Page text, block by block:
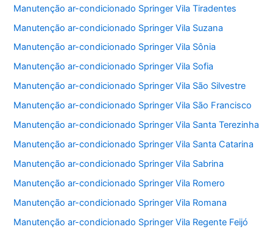
Manutenção ar-condicionado Springer Vila Tiradentes
Manutenção ar-condicionado Springer Vila Suzana
Manutenção ar-condicionado Springer Vila Sônia
Manutenção ar-condicionado Springer Vila Sofia
Manutenção ar-condicionado Springer Vila São Silvestre
Manutenção ar-condicionado Springer Vila São Francisco
Manutenção ar-condicionado Springer Vila Santa Terezinha
Manutenção ar-condicionado Springer Vila Santa Catarina
Manutenção ar-condicionado Springer Vila Sabrina
Manutenção ar-condicionado Springer Vila Romero
Manutenção ar-condicionado Springer Vila Romana
Manutenção ar-condicionado Springer Vila Regente Feijó